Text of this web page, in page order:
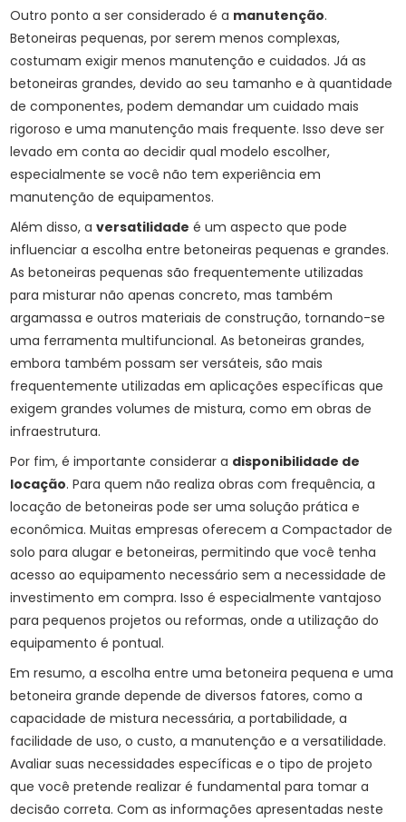
Outro ponto a ser considerado é a manutenção.
Betoneiras pequenas, por serem menos complexas,
costumam exigir menos manutenção e cuidados. Já as
betoneiras grandes, devido ao seu tamanho e à quantidade
de componentes, podem demandar um cuidado mais
rigoroso e uma manutenção mais frequente. Isso deve ser
levado em conta ao decidir qual modelo escolher,
especialmente se você não tem experiência em
manutenção de equipamentos.
Além disso, aversatilidade é um aspecto que pode
influenciar a escolha entre betoneiras pequenas e grandes.
As betoneiras pequenas são frequentemente utilizadas
para misturar não apenas concreto, mas também
argamassa e outros materiais de construção, tornando-se
uma ferramenta multifuncional. As betoneiras grandes,
embora também possam ser versáteis, são mais
frequentemente utilizadas em aplicações específicas que
exigem grandes volumes de mistura, como em obras de
infraestrutura.
Por fim, é importante considerar a disponibilidade de
locação. Para quem não realiza obras com frequência, a
locação de betoneiras pode ser uma solução prática e
econômica. Muitas empresas oferecem aCompactador de
solo para alugar e betoneiras, permitindo que você tenha
acesso ao equipamento necessário sem a necessidade de
investimento em compra. Isso é especialmente vantajoso
para pequenos projetos ou reformas, onde a utilização do
equipamento é pontual.
Em resumo, a escolha entre uma betoneira pequena e uma
betoneira grande depende de diversos fatores, como a
capacidade de mistura necessária, a portabilidade, a
facilidade de uso, o custo, a manutenção e a versatilidade.
Avaliar suas necessidades específicas e o tipo de projeto
que você pretende realizar é fundamental para tomar a
decisão correta. Com as informações apresentadas neste